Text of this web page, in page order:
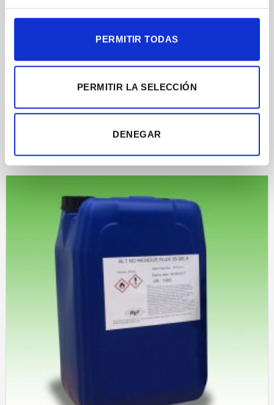
PERMITIR TODAS
PERMITIR LA SELECCIÓN
DENEGAR
35-92 BLT